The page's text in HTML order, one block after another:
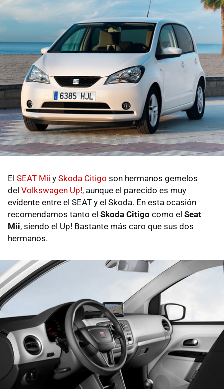
El SEAT Mii y Skoda Citigo son hermanos gemelos
del Volkswagen Up!, aunque el parecido es muy
evidente entre el SEAT y el Skoda. En esta ocasión
recomendamos tanto el Skoda Citigo como el Seat
Mii, siendo el Up! Bastante más caro que sus dos
hermanos.